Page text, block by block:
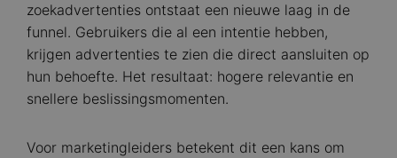
zoekadvertenties ontstaat een nieuwe laag in de
funnel. Gebruikers die al een intentie hebben,
krijgen advertenties te zien die direct aansluiten op
hun behoefte. Het resultaat: hogere relevantie en
snellere beslissingsmomenten.
Voor marketingleiders betekent dit een kans om